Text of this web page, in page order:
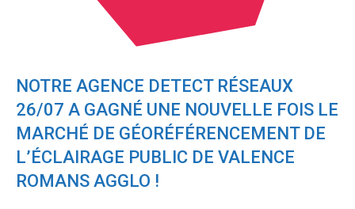
NOTRE AGENCE DETECT RÉSEAUX
26/07 A GAGNÉ UNE NOUVELLE FOIS LE
MARCHÉ DE GÉORÉFÉRENCEMENT DE
L’ÉCLAIRAGE PUBLIC DE VALENCE
ROMANS AGGLO !